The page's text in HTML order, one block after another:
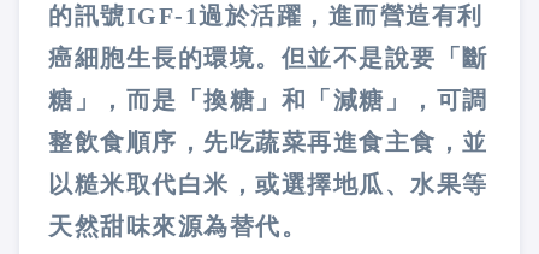
的訊號IGF-1過於活躍，進而營造有利
癌細胞生長的環境。但並不是說要「斷
糖」，而是「換糖」和「減糖」，可調
整飲食順序，先吃蔬菜再進食主食，並
以糙米取代白米，或選擇地瓜、水果等
天然甜味來源為替代。